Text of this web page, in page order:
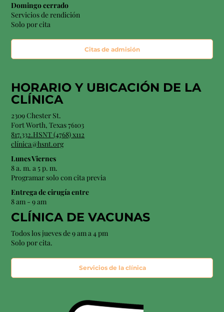
Domingo cerrado
Servicios de rendición
Solo por cita
Citas de admisión
HORARIO Y UBICACIÓN DE LA
CLÍNICA
2309 Chester St.
Fort Worth, Texas 76103
817.332.HSNT (4768) x112
clínica@hsnt.org
Lunes Viernes
8 a. m. a 5 p. m.
Programar solo con cita previa
Entrega de cirugía entre
8 am - 9 am
CLÍNICA DE VACUNAS
Todos los jueves de 9 am a 4 pm
Solo por cita.
Servicios de la clínica